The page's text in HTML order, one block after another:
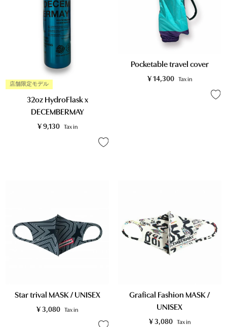
店舗限定モデル
32oz HydroFlask x
DECEMBERMAY
¥ 9,130 Tax in
Pocketable travel cover
¥ 14,300 Tax in
Star trival MASK / UNISEX
¥ 3,080 Tax in
Grafical Fashion MASK /
UNISEX
¥ 3,080 Tax in